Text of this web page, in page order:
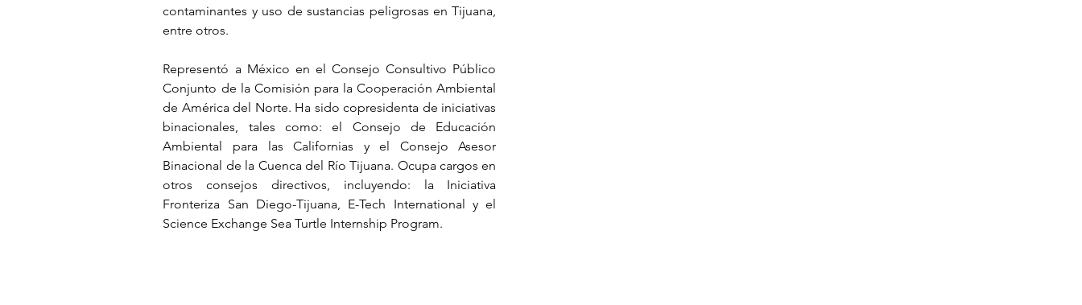
contaminantes y uso de sustancias peligrosas en Tijuana,
entre otros.
Representó a México en el Consejo Consultivo Público
Conjunto de la Comisión para la Cooperación Ambiental
de América del Norte. Ha sido copresidenta de iniciativas
binacionales, tales como: el Consejo de Educación
Ambiental para las Californias y el Consejo Asesor
Binacional de la Cuenca del Río Tijuana. Ocupa cargos en
otros consejos directivos, incluyendo: la Iniciativa
Science Exchange Sea Turtle Internship Program.